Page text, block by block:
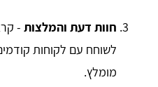
חוות דעת והמלצות -
לשוחח עם לקוחות
מומלץ.